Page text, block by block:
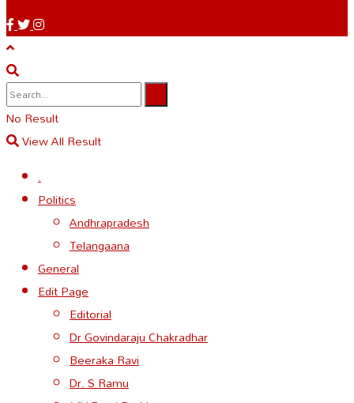
No Result
View All Result
.
Politics
Andhrapradesh
Telangaana
General
Edit Page
Editorial
Dr Govindaraju Chakradhar
Beeraka Ravi
Dr. S Ramu